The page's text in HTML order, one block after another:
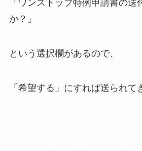
「ワンストップ特例申請書の送
か？」
という選択欄があるので、
「希望する」にすれば送られて